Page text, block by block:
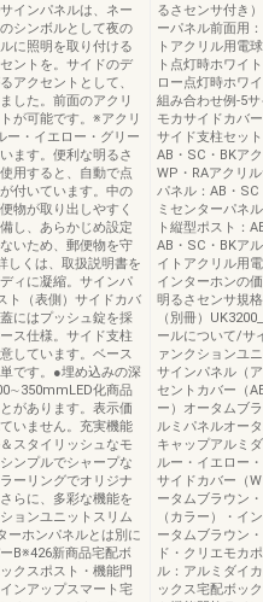
インパネルは、ネー
シンボルとして夜の
に照明を取り付ける
ントを。サイドのデ
アクセントとして、
した。前面のアクリ
が可能です。※アクリ
ー・イエロー・グリー
ます。便利な明るさ
用すると、自動で点
付いています。中の
物が取り出しやすく
し、あらかじめ設定
いため、郵便物を守
しくは、取扱説明書を
ィに凝縮。サインパ
ト（表側）サイドカバ
にはプッシュ錠を採
ス仕様。サイド支柱
しています。ベース
です。●埋め込みの深
化商品
があります。表示価
いません。充実機能
スタイリッシュなモ
ンプルでシャープな
ーリングでオリジナ
らに、多彩な機能を
ョンユニットスリム
ーホンパネルとは別に
B※426新商品宅配ボ
クスポスト・機能門
ンアップスマート宅
るさセンサ付き
ーパネル前面用
トアクリル用電
ト点灯時ホワイ
ロー点灯時ホワ
組み合わせ例-5
モカサイドカバ
サイド支柱セッ
AB・SC・BKア
WP・RAアクリ
パネル：AB・
ミセンターパネ
ト縦型ポスト：
AB・SC・BKア
イトアクリル用
インターホンの
明るさセンサ規
（別冊）
ールについて/サ
ァンクションユ
サインパネル（
セントカバー（
ー）オータムブ
ルミパネルオー
キャップアルミ
ルー・イエロー
サイドカバー（
ータムブラウン
（カラー）・イ
ータムブラウン
ド・クリエモカ
ル：アルミダイ
ックス宅配ボッ